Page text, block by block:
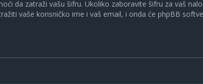
da zatraži vašu šifru. Ukoliko zaboravite šifru za vaš
vaše korisničko ime i vaš email, i onda će phpBB